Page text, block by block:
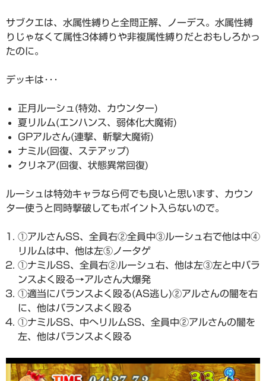
サブクエは、水属性縛りと全問正解、ノーデス。水属性縛
りじゃなくて属性3体縛りや非複属性縛りだとおもしろかっ
たのに。
デッキは･･･
正月ルーシュ(特効、カウンター)
夏リルム(エンハンス、弱体化大魔術)
GPアルさん(連撃、斬撃大魔術)
ナミル(回復、ステアップ)
クリネア(回復、状態異常回復)
ルーシュは特効キャラなら何でも良いと思います、カウン
ター使うと同時撃破してもポイント入らないので。
①アルさんSS、全員右②全員中③ルーシュ右で他は中④
リルムは中、他は左⑤ノータゲ
①ナミルSS、全員右②ルーシュ右、他は左③左と中バラ
ンスよく殴る→アルさん大爆発
①適当にバランスよく殴る(AS逃し)②アルさんの闇を右
に、他はバランスよく殴る
①ナミルSS、中へリルムSS、全員中②アルさんの闇を
左、他はバランスよく殴る